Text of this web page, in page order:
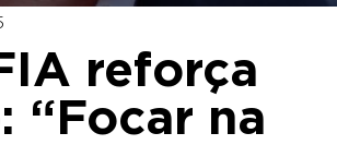
reforça
“Focar na